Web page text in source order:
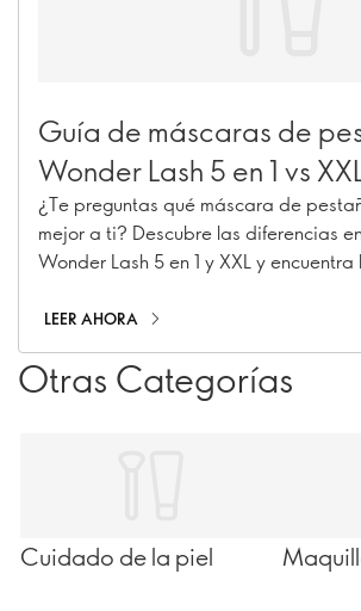
Guía de máscaras de
Wonder Lash 5 en 1 vs
más adecuada para ti?
¿Te preguntas qué máscara de
mejor a ti? Descubre las diferencias
Wonder Lash 5 en 1 y XXL y
LEER AHORA
Otras Categorías
Cuidado de la piel